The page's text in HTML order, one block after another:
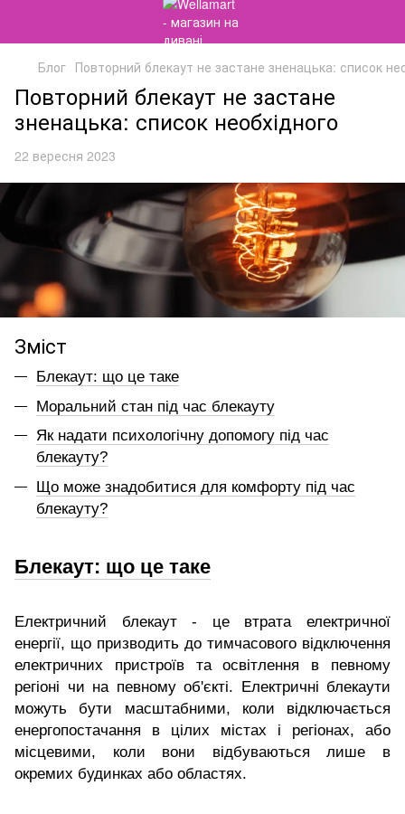
Блог Повторний блекаут не застане зненацька: список
Повторний блекаут не застане
зненацька: список необхідного
22 вересня 2023
Зміст
Блекаут: що це таке
Моральний стан під час блекауту
Як надати психологічну допомогу під час
блекауту?
Що може знадобитися для комфорту під час
блекауту?
Блекаут: що це таке
Електричний блекаут - це втрата електричної
енергії, що призводить до тимчасового відключення
електричних пристроїв та освітлення в певному
регіоні чи на певному об'єкті. Електричні блекаути
можуть бути масштабними, коли відключається
енергопостачання в цілих містах і регіонах, або
місцевими, коли вони відбуваються лише в
окремих будинках або областях.